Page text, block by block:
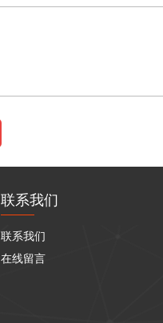
联系我们
联系我们
在线留言